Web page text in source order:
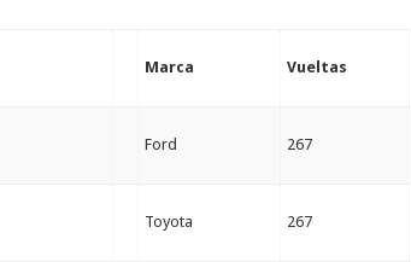
Marca Vueltas
Ford 267
Toyota 267